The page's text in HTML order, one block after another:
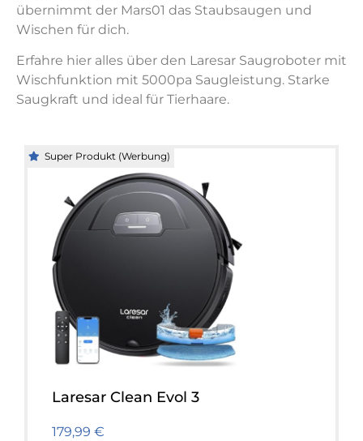
übernimmt der Mars01 das Staubsaugen und
Wischen für dich.
Erfahre hier alles über den Laresar Saugroboter mit
Wischfunktion mit 5000pa Saugleistung. Starke
Saugkraft und ideal für Tierhaare.
Laresar Clean Evol 3
179,99 €
Super Produkt (Werbung)